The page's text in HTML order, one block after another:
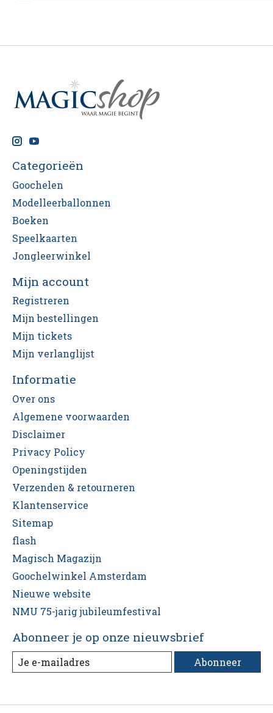
Categorieën
Goochelen
Modelleerballonnen
Boeken
Speelkaarten
Jongleerwinkel
Mijn account
Registreren
Mijn bestellingen
Mijn tickets
Mijn verlanglijst
Informatie
Over ons
Algemene voorwaarden
Disclaimer
Privacy Policy
Openingstijden
Verzenden & retourneren
Klantenservice
Sitemap
flash
Magisch Magazijn
Goochelwinkel Amsterdam
Nieuwe website
NMU 75-jarig jubileumfestival
Abonneer je op onze nieuwsbrief
Abonneer